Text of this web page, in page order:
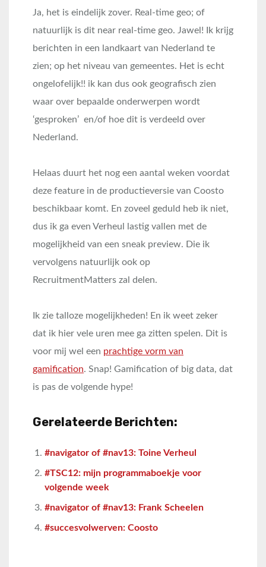
Ja, het is eindelijk zover. Real-time geo; of
natuurlijk is dit near real-time geo. Jawel! Ik krijg
berichten in een landkaart van Nederland te
zien; op het niveau van gemeentes. Het is echt
ongelofelijk!! ik kan dus ook geografisch zien
waar over bepaalde onderwerpen wordt
‘gesproken’ en/of hoe dit is verdeeld over
Nederland.
Helaas duurt het nog een aantal weken voordat
deze feature in de productieversie van Coosto
beschikbaar komt. En zoveel geduld heb ik niet,
dus ik ga even Verheul lastig vallen met de
mogelijkheid van een sneak preview. Die ik
vervolgens natuurlijk ook op
RecruitmentMatters zal delen.
Ik zie talloze mogelijkheden! En ik weet zeker
dat ik hier vele uren mee ga zitten spelen. Dit is
voor mij wel een prachtige vorm van
gamification. Snap! Gamification of big data, dat
is pas de volgende hype!
Gerelateerde Berichten:
#navigator of #nav13: Toine Verheul
#TSC12: mijn programmaboekje voor
volgende week
#navigator of #nav13: Frank Scheelen
#succesvolwerven: Coosto